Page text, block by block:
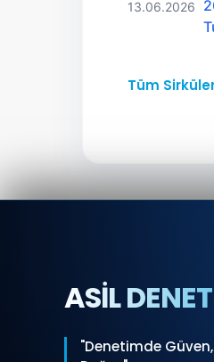
13.06.2026
Tüm
ASİL
"Denetimde